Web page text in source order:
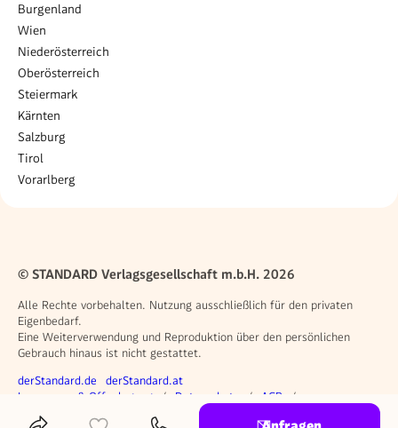
Burgenland
Wien
Niederösterreich
Oberösterreich
Steiermark
Kärnten
Salzburg
Tirol
Vorarlberg
© STANDARD Verlagsgesellschaft m.b.H. 2026
Alle Rechte vorbehalten. Nutzung ausschließlich für den privaten
Eigenbedarf.
Eine Weiterverwendung und Reproduktion über den persönlichen
Gebrauch hinaus ist nicht gestattet.
Weitere Angebote
derStandard.de derStandard.at
Rechtliches
Impressum & Offenlegung Datenschutz
AGB
Privacy Manager